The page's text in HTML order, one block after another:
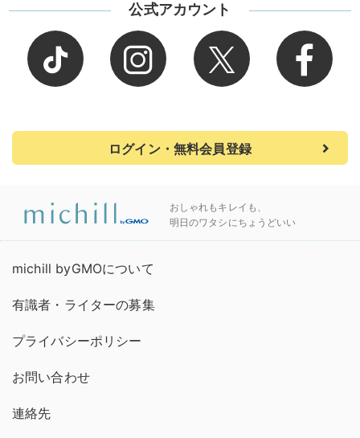
公式アカウント
ログイン・無料会員登録
おしゃれもキレイも、
明日のワタシにちょうどいい
michill byGMOについて
有識者・ライターの募集
プライバシーポリシー
お問い合わせ
連絡先